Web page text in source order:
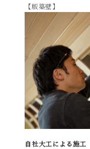
【版築壁】
自社大工による施工